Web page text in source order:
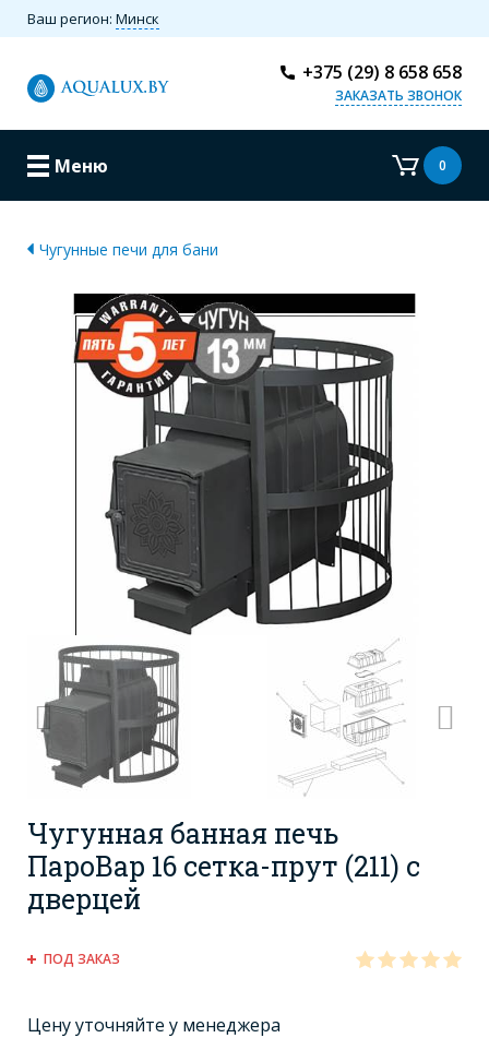
Ваш регион: Минск
+375 (29) 8 658 658
ЗАКАЗАТЬ ЗВОНОК
Меню 0
Чугунные печи для бани
Чугунная банная печь
ПароВар 16 сетка-прут (211) с
дверцей
ПОД ЗАКАЗ
Цену уточняйте у менеджера